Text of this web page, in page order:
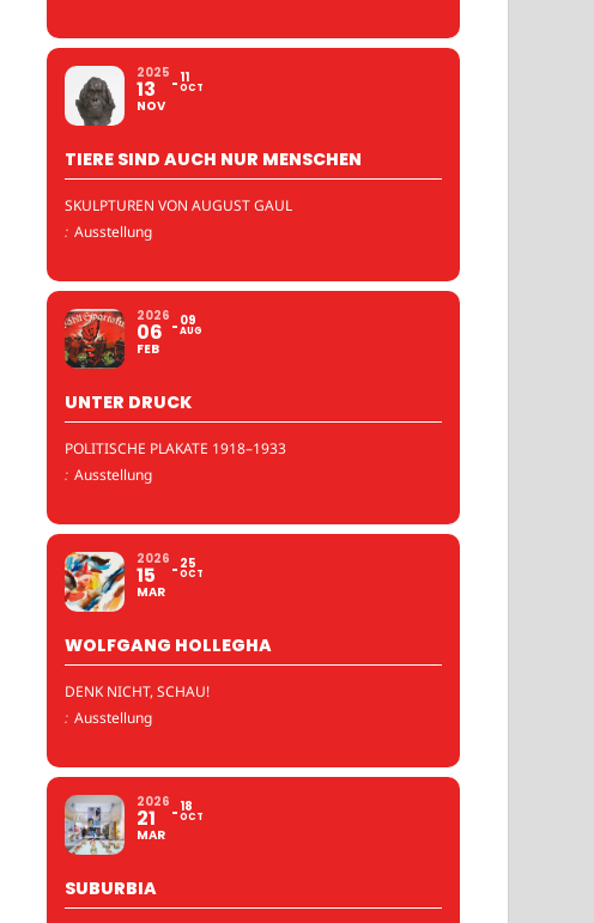
2025
13
NOV
11
OCT
TIERE SIND AUCH NUR MENSCHEN
SKULPTUREN VON AUGUST GAUL
: Ausstellung
2026
06
FEB
09
AUG
UNTER DRUCK
POLITISCHE PLAKATE 1918–1933
: Ausstellung
2026
15
MAR
25
OCT
WOLFGANG HOLLEGHA
DENK NICHT, SCHAU!
: Ausstellung
2026
21
MAR
18
OCT
SUBURBIA